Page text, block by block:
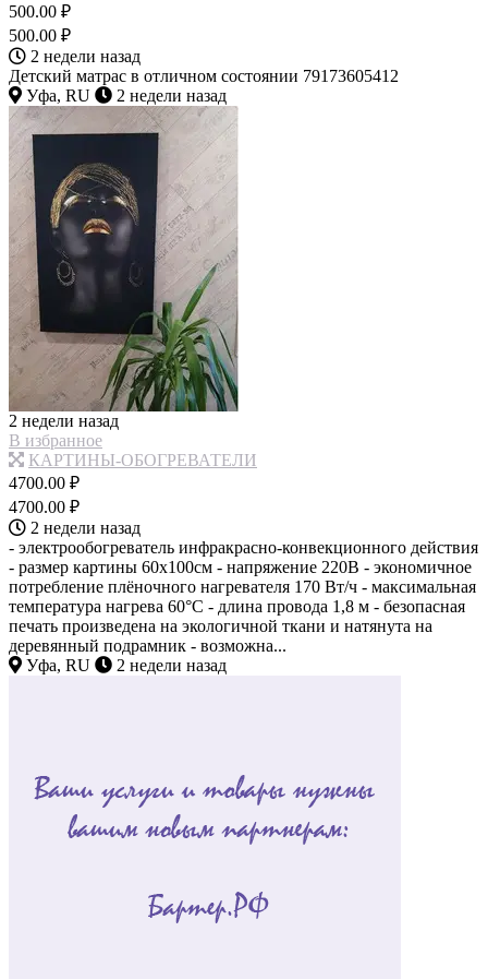
500.00 ₽
500.00 ₽
2 недели назад
Детский матрас в отличном состоянии 79173605412
Уфа, RU
2 недели назад
2 недели назад
В избранное
КАРТИНЫ-ОБОГРЕВАТЕЛИ
4700.00 ₽
4700.00 ₽
2 недели назад
- электрообогреватель инфракрасно-конвекционного действия
- размер картины 60х100см - напряжение 220В - экономичное
потребление плёночного нагревателя 170 Вт/ч - максимальная
температура нагрева 60°C - длина провода 1,8 м - безопасная
печать произведена на экологичной ткани и натянута на
деревянный подрамник - возможна...
Уфа, RU
2 недели назад